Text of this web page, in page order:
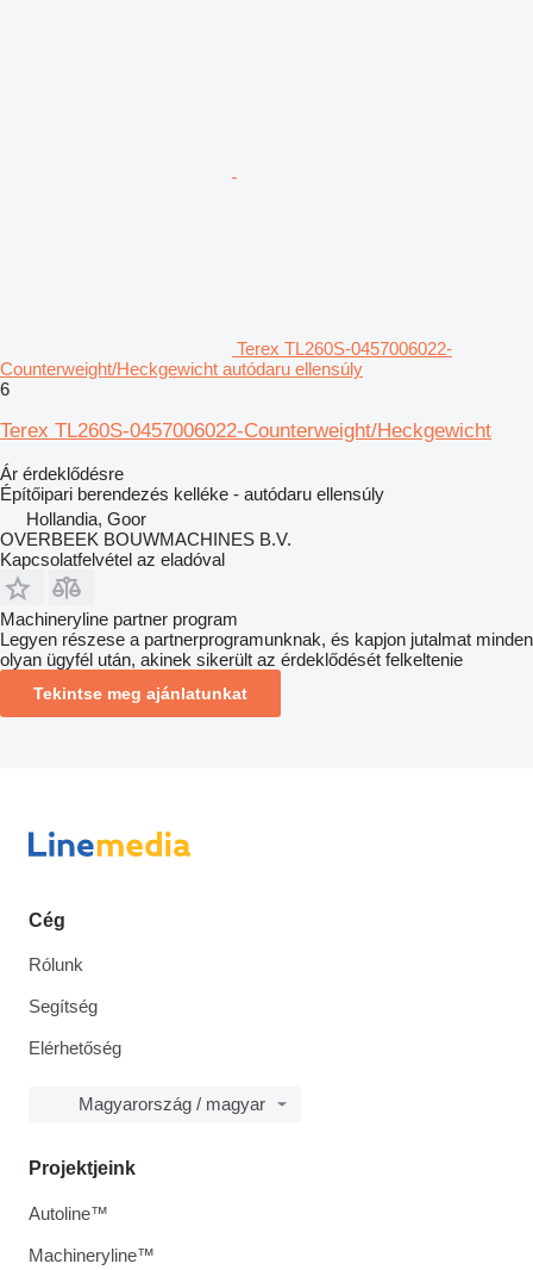
Terex TL260S-0457006022-
Counterweight/Heckgewicht autódaru ellensúly
6
Terex TL260S-0457006022-Counterweight/Heckgewicht
Ár érdeklődésre
Építőipari berendezés kelléke - autódaru ellensúly
Hollandia, Goor
OVERBEEK BOUWMACHINES B.V.
Kapcsolatfelvétel az eladóval
Machineryline partner program
Legyen részese a partnerprogramunknak, és kapjon jutalmat minden
olyan ügyfél után, akinek sikerült az érdeklődését felkeltenie
Tekintse meg ajánlatunkat
Cég
Rólunk
Segítség
Elérhetőség
Magyarország / magyar
Projektjeink
Autoline™
Machineryline™